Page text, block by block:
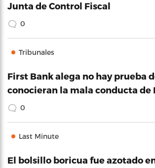
Junta de Control Fiscal
0
Tribunales
First Bank alega no hay prueba
conocieran la mala conducta de
0
Last Minute
El bolsillo boricua fue azotado